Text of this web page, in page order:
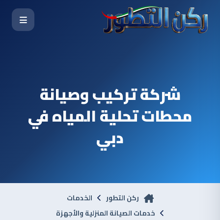
شركة تركيب وصيانة
محطات تحلية المياه في
دبي
ركن التطور
الخدمات
خدمات الصيانة المنزلية والأجهزة